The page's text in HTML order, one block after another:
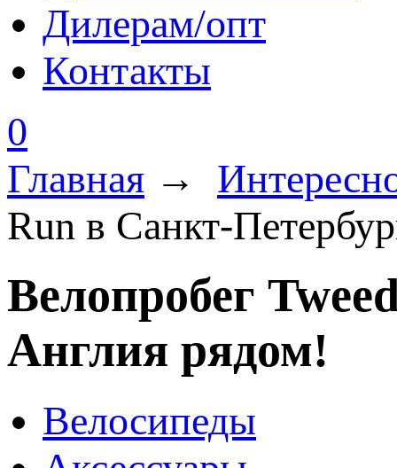
Дилерам/опт
Контакты
0
Главная →
Run в Санкт-
Велопробег
Англия рядом!
Велосипеды